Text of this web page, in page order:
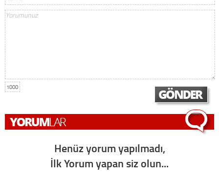
1000
Henüz yorum yapılmadı,
İlk Yorum yapan siz olun...